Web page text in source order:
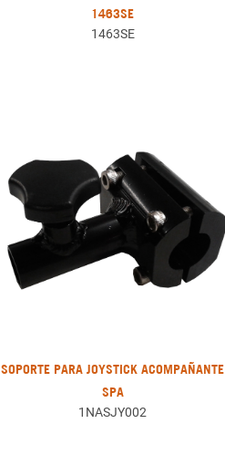
1463SE
1463SE
SOPORTE PARA JOYSTICK ACOMPAÑANTE
SPA
1NASJY002